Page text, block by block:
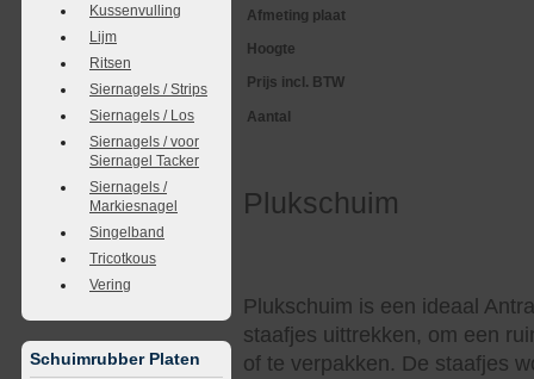
Kussenvulling
Lijm
Ritsen
Siernagels / Strips
Siernagels / Los
Siernagels / voor
Siernagel Tacker
Siernagels /
Markiesnagel
Singelband
Tricotkous
Vering
Schuimrubber Platen
Afmeting plaat
Hoogte
Prijs incl. BTW
Aantal
Plukschuim
Plukschuim is een ideaal
staafjes uittrekken, om een
of te verpakken. De staafjes